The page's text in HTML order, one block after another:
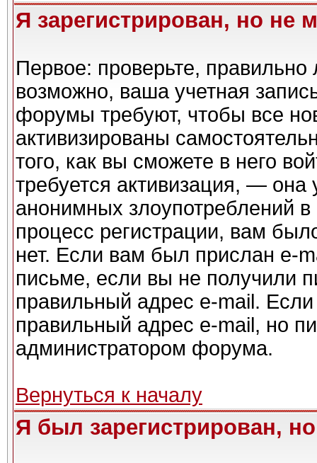
Я зарегистрирован, но не
Первое: проверьте,
возможно, ваша учетная
форумы требуют, чтобы все
активизированы
того, как вы сможете в него
требуется активизация, —
анонимных злоупотреблений
процесс регистрации, вам
нет. Если вам был прислан e-
письме, если вы не получили
правильный адрес e-mail.
правильный адрес e-mail, но
администратором форума.
Вернуться к началу
Я был зарегистрирован,